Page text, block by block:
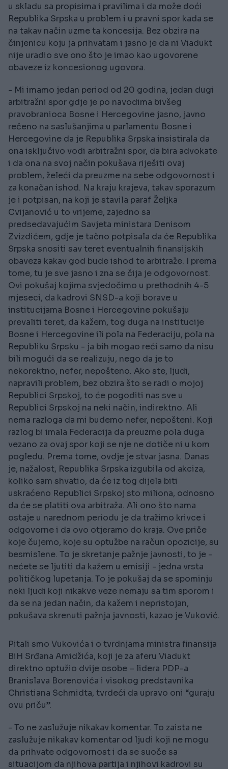
u skladu sa propisima i pravilima i da može doći
Republika Srpska u problem i u pravni spor kada se
na takav način uzme ta koncesija. Bez obzira na
činjenicu koju ja prihvatam i jasno je da ni Viadukt
nije uradio sve ono što je imao kao ugovorene
obaveze iz koncesionog ugovora.
- Mi imamo jedan period od 20 godina, jedan dugi
arbitražni spor gdje je po navodima bivšeg
pravobranioca Bosne i Hercegovine jasno, javno
rečeno na saslušanjima u parlamentu Bosne i
Hercegovine da je Republika Srpska insistirala da
ona isključivo vodi arbitražni spor, da bira advokate
i da ona na svoj način pokušava riješiti ovaj
problem, želeći da preuzme na sebe odgovornost i
za konačan ishod. Na kraju krajeva, takav sporazum
je i potpisan, na koji je stavila paraf Željka
Cvijanović u to vrijeme, zajedno sa
predsedavajućim Savjeta ministara Denisom
Zvizdićem, gdje je tačno potpisala da će Republika
Srpska snositi sav teret eventualnih finansijskih
obaveza kakav god bude ishod te arbitraže. I prema
tome, tu je sve jasno i zna se čija je odgovornost.
Ovi pokušaj kojima svjedočimo u prethodnih 4-5
mjeseci, da kadrovi SNSD-a koji borave u
institucijama Bosne i Hercegovine pokušaju
prevaliti teret, da kažem, tog duga na institucije
Bosne i Hercegovine ili pola na Federaciju, pola na
Republiku Srpsku - ja bih mogao reći samo da nisu
bili mogući da se realizuju, nego da je to
nekorektno, nefer, nepošteno. Ako ste, ljudi,
napravili problem, bez obzira što se radi o mojoj
Republici Srpskoj, to će pogoditi nas sve u
Republici Srpskoj na neki način, indirektno. Ali
nema razloga da mi budemo nefer, nepošteni. Koji
razlog bi imala Federacija da preuzme pola duga
vezano za ovaj spor koji se nje ne dotiče ni u kom
pogledu. Prema tome, ovdje je stvar jasna. Danas
je, nažalost, Republika Srpska izgubila od akciza,
koliko sam shvatio, da će iz tog dijela biti
uskraćeno Republici Srpskoj sto miliona, odnosno
da će se platiti ova arbitraža. Ali ono što nama
ostaje u narednom periodu je da tražimo krivce i
odgovorne i da ovo otjeramo do kraja. Ove priče
koje čujemo, koje su optužbe na račun opozicije, su
besmislene. To je skretanje pažnje javnosti, to je -
nećete se ljutiti da kažem u emisiji - jedna vrsta
političkog lupetanja. To je pokušaj da se spominju
neki ljudi koji nikakve veze nemaju sa tim sporom i
da se na jedan način, da kažem i nepristojan,
pokušava skrenuti pažnja javnosti, kazao je Vuković.
Pitali smo Vukovića i o tvrdnjama ministra finansija
BiH Srđana Amidžića, koji je za aferu Viadukt
direktno optužio dvije osobe – lidera PDP-a
Branislava Borenovića i visokog predstavnika
Christiana Schmidta, tvrdeći da upravo oni “guraju
ovu priču”.
- To ne zaslužuje nikakav komentar. To zaista ne
zaslužuje nikakav komentar od ljudi koji ne mogu
da prihvate odgovornost i da se suoče sa
situacijom da njihova partija i njihovi kadrovi su